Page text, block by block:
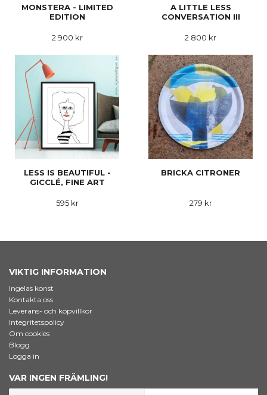
MONSTERA - LIMITED
EDITION
2 900 kr
A LITTLE LESS
CONVERSATION III
2 800 kr
LESS IS BEAUTIFUL -
GICCLÉ, FINE ART
595 kr
BRICKA CITRONER
279 kr
VIKTIG INFORMATION
Ingelas konst
Kontakta oss
Leverans- och köpvillkor
Integritetspolicy
Om cookies
Blogg
Logga in
VAR INGEN FRÄMLING!